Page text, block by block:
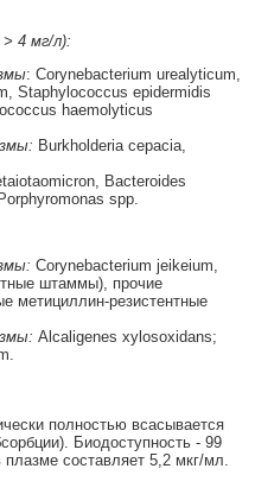
4 мг/л):
: Corynebacterium urealyticum,
Staphylococcus epidermidis
haemolyticus
Burkholderia cepacia,
Bacteroides
spp.
Corynebacterium jeikeium,
штаммы), прочие
метициллин-резистентные
Alcaligenes xylosoxidans;
полностью всасывается
Биодоступность - 99
плазме составляет 5,2 мкг/мл.